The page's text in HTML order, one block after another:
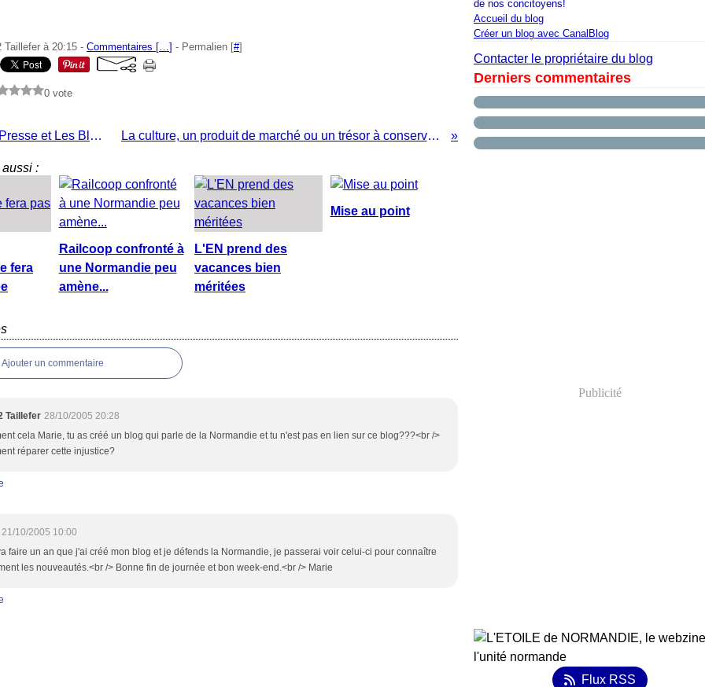
Taillefer à 20:15 - Commentaires […] - Permalien [#]
0 vote
La Grande Presse et Les Blogs La culture, un produit de marché ou un trésor à conserver ?
aussi :
fera
Railcoop confronté à
une Normandie peu
amène...
L'EN prend des
vacances bien
méritées
Mise au point
Ajouter un commentaire
Taillefer 28/10/2005 20:28
cela Marie, tu as créé un blog qui parle de la Normandie et tu n'est pas en lien sur ce blog???<br />
réparer cette injustice?
21/10/2005 10:00
faire un an que j'ai créé mon blog et je défends la Normandie, je passerai voir celui-ci pour connaître
les nouveautés.<br /> Bonne fin de journée et bon week-end.<br /> Marie
de nos concitoyens!
Accueil du blog
Créer un blog avec CanalBlog
Contacter le propriétaire du blog
Derniers commentaires
Publicité
Flux RSS